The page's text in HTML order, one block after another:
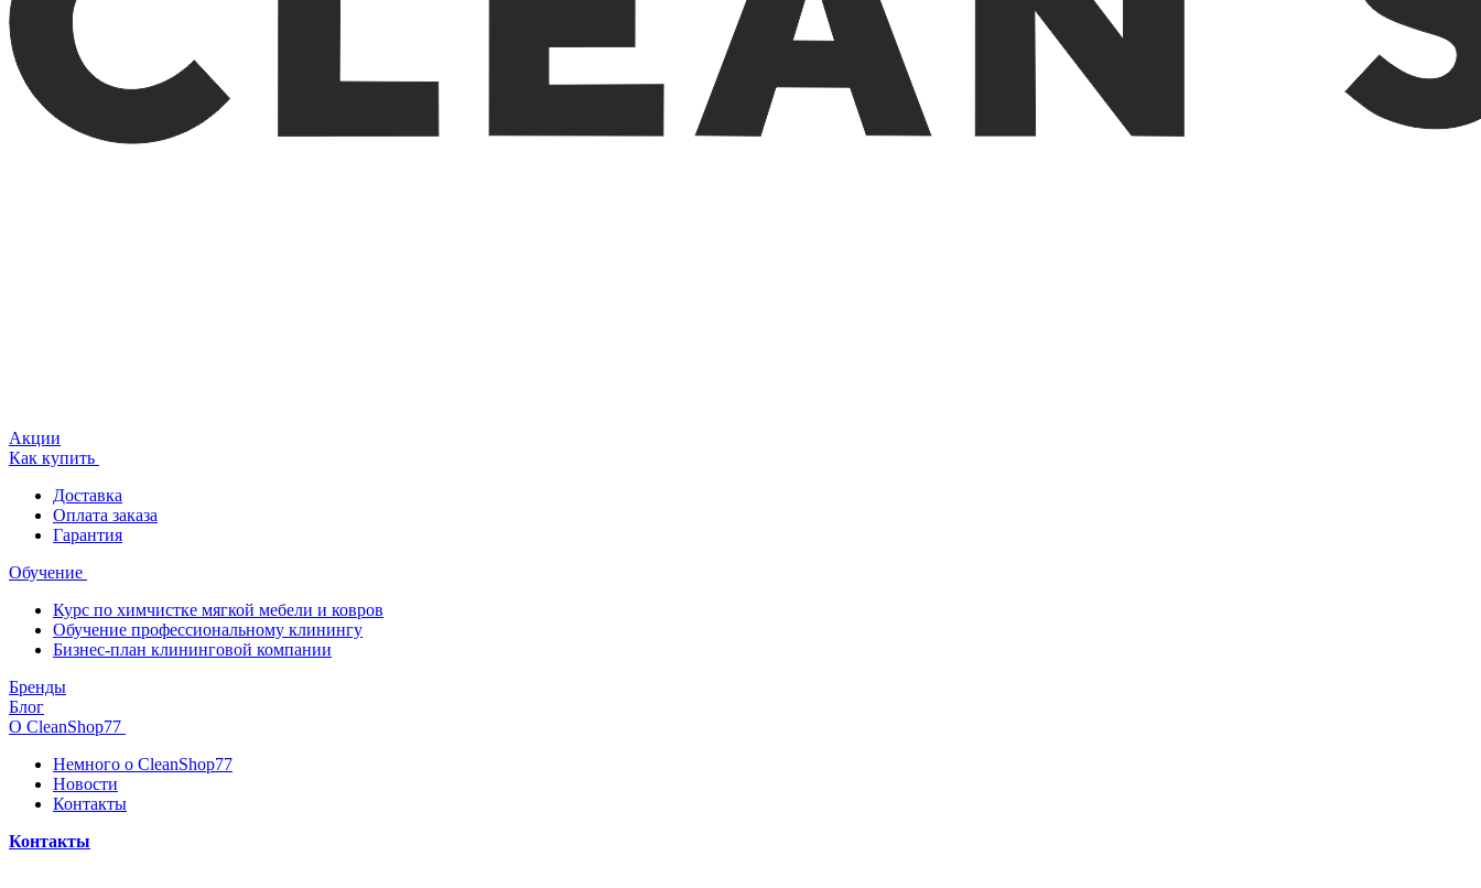
Акции
Как купить
Доставка
Оплата заказа
Гарантия
Обучение
Курс по химчистке мягкой мебели и ковров
Обучение профессиональному клинингу
Бизнес-план клининговой компании
Бренды
Блог
О CleanShop77
Немного о CleanShop77
Новости
Контакты
Контакты